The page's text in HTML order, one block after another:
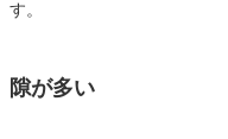
す。
隙が多い